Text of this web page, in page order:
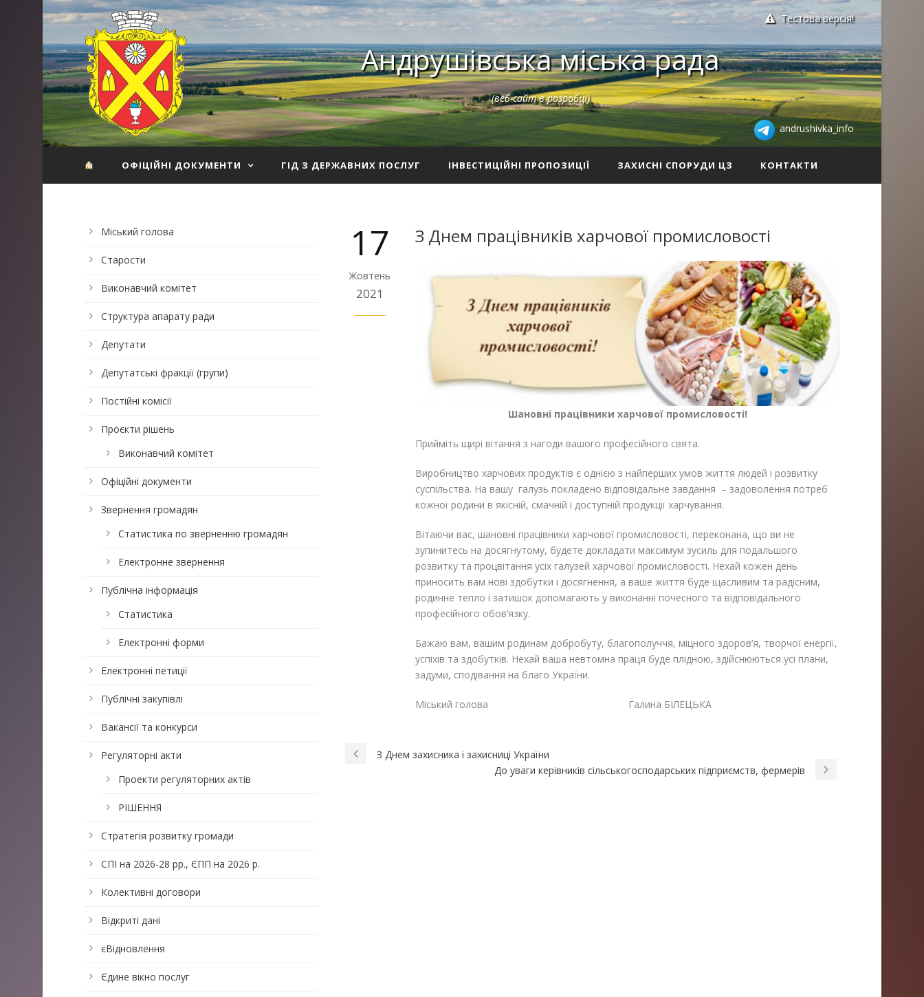
Тестова версія!
Андрушівська міська рада
(веб-сайт в розробці)
andrushivka_info
ОФІЦІЙНІ ДОКУМЕНТИ ГІД З ДЕРЖАВНИХ ПОСЛУГ ІНВЕСТИЦІЙНІ ПРОПОЗИЦІЇ ЗАХИСНІ СПОРУДИ ЦЗ КОНТАКТИ
17
Жовтень
2021
З Днем працівників харчової промисловості
Шановні працівники харчової промисловості!
Прийміть щирі вітання з нагоди вашого професійного свята.
Виробництво харчових продуктів є однією з найперших умов життя людей і розвитку
суспільства. На вашу галузь покладено відповідальне завдання – задоволення потреб
кожної родини в якісній, смачній і доступній продукції харчування.
Вітаючи вас, шановні працівники харчової промисловості, переконана, що ви не
зупинитесь на досягнутому, будете докладати максимум зусиль для подальшого
розвитку та процвітання усіх галузей харчової промисловості. Нехай кожен день
приносить вам нові здобутки і досягнення, а ваше життя буде щасливим та радісним,
родинне тепло і затишок допомагають у виконанні почесного та відповідального
професійного обов’язку.
Бажаю вам, вашим родинам добробуту, благополуччя, міцного здоров’я, творчої енергії,
успіхів та здобутків. Нехай ваша невтомна праця буде плідною, здійснюються усі плани,
задуми, сподівання на благо України.
Міський голова Галина БІЛЕЦЬКА
З Днем захисника і захисниці України
До уваги керівників сільськогосподарських підприємств, фермерів
Міський голова
Старости
Виконавчий комітет
Структура апарату ради
Депутати
Депутатські фракції (групи)
Постійні комісії
Проєкти рішень
Виконавчий комітет
Офіційні документи
Звернення громадян
Статистика по зверненню громадян
Електронне звернення
Публічна інформація
Статистика
Електронні форми
Електронні петиції
Публічні закупівлі
Вакансії та конкурси
Регуляторні акти
Проекти регуляторних актів
РІШЕННЯ
Стратегія розвитку громади
СПІ на 2026-28 рр., ЄПП на 2026 р.
Колективні договори
Відкриті дані
єВідновлення
Єдине вікно послуг